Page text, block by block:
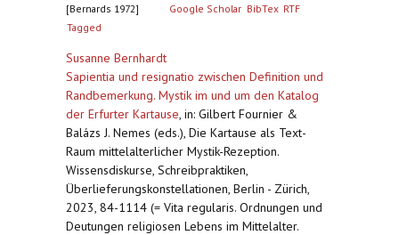
[Bernards 1972] Google Scholar BibTex RTF
Tagged
Susanne Bernhardt
Sapientia und resignatio zwischen Definition und
Randbemerkung. Mystik im und um den Katalog
der Erfurter Kartause, in: Gilbert Fournier &
Balázs J. Nemes (eds.), Die Kartause als Text-
Raum mittelalterlicher Mystik-Rezeption.
Wissensdiskurse, Schreibpraktiken,
Überlieferungskonstellationen, Berlin - Zürich,
2023, 84-1114 (= Vita regularis. Ordnungen und
Deutungen religiosen Lebens im Mittelalter.